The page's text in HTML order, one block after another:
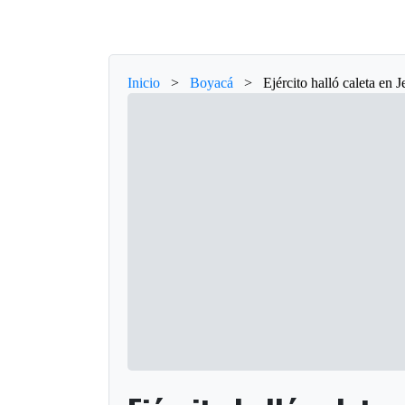
Inicio > Boyacá > Ejército halló caleta en